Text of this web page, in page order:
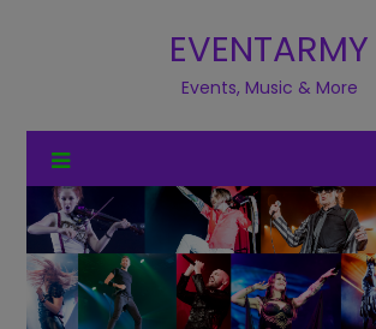
EVENTARMY
Events, Music & More